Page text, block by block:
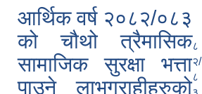
आर्थिक वर्ष २०८२/०८३
को चौथो त्रैमासिक
सामाजिक सुरक्षा भत्ता
पाउने लाभग्राहीहरुको
८
२/
८